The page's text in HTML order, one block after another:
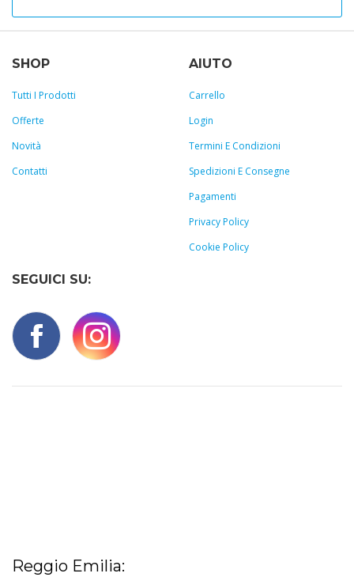
SHOP
Tutti I Prodotti
Offerte
Novità
Contatti
AIUTO
Carrello
Login
Termini E Condizioni
Spedizioni E Consegne
Pagamenti
Privacy Policy
Cookie Policy
SEGUICI SU:
Reggio Emilia: